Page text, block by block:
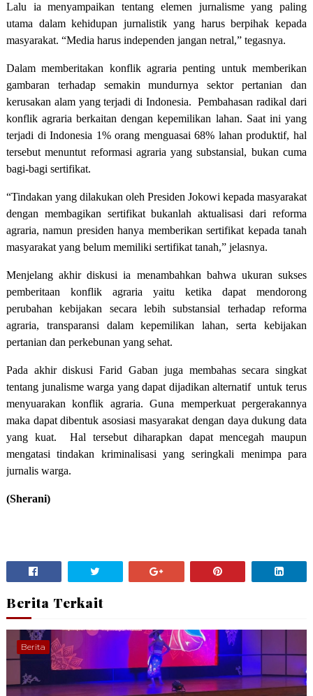
Lalu ia menyampaikan tentang elemen jurnalisme yang paling
utama dalam kehidupan jurnalistik yang harus berpihak kepada
masyarakat. “Media harus independen jangan netral,” tegasnya.
Dalam memberitakan konflik agraria penting untuk memberikan
gambaran terhadap semakin mundurnya sektor pertanian dan
kerusakan alam yang terjadi di Indonesia.
Pembahasan radikal dari
konflik agraria berkaitan dengan kepemilikan lahan. Saat ini yang
terjadi di Indonesia 1% orang menguasai 68% lahan produktif, hal
tersebut menuntut reformasi agraria yang substansial, bukan cuma
bagi-bagi sertifikat.
“Tindakan yang dilakukan oleh Presiden Jokowi kepada masyarakat
dengan membagikan sertifikat bukanlah aktualisasi dari reforma
agraria, namun presiden hanya memberikan sertifikat kepada tanah
masyarakat yang belum memiliki sertifikat tanah,” jelasnya.
Menjelang akhir diskusi ia menambahkan bahwa ukuran sukses
pemberitaan konflik agraria yaitu ketika dapat mendorong
perubahan kebijakan secara lebih substansial terhadap reforma
agraria, transparansi dalam kepemilikan lahan, serta kebijakan
pertanian dan perkebunan yang sehat.
Pada akhir diskusi Farid Gaban juga membahas secara singkat
tentang junalisme warga yang dapat dijadikan alternatif untuk terus
menyuarakan konflik agraria. Guna memperkuat pergerakannya
maka dapat dibentuk asosiasi masyarakat dengan daya dukung data
yang kuat.
Hal tersebut diharapkan dapat mencegah maupun
mengatasi tindakan kriminalisasi yang seringkali menimpa para
jurnalis warga.
(Sherani)
Berita Terkait
Berita